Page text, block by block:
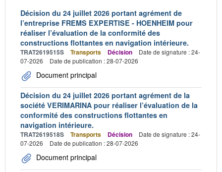
Décision du 24 juillet 2026 portant agrément de
l’entreprise FREMS EXPERTISE - HOENHEIM pour
réaliser l’évaluation de la conformité des
constructions flottantes en navigation intérieure.
TRAT2619515S Transports Décision
Date de signature : 24-
07-2026
Date de publication : 28-07-2026
Document principal
Décision du 24 juillet 2026 portant agrément de la
société VERIMARINA pour réaliser l’évaluation de la
conformité des constructions flottantes en
navigation intérieure.
TRAT2619518S Transports Décision
Date de signature : 24-
07-2026
Date de publication : 28-07-2026
Document principal